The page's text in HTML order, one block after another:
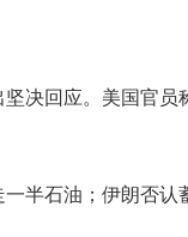
决回应。美国官员
半石油；伊朗否认